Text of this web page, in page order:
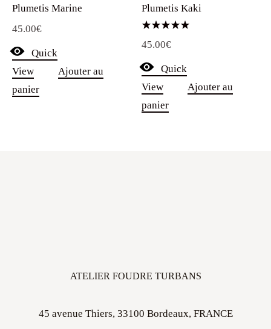
Plumetis Marine
45.00€
Quick
View
Ajouter au
panier
Plumetis Kaki
5.00
45.00€
Quick
View
Ajouter au
panier
ATELIER FOUDRE TURBANS
45 avenue Thiers, 33100 Bordeaux, FRANCE